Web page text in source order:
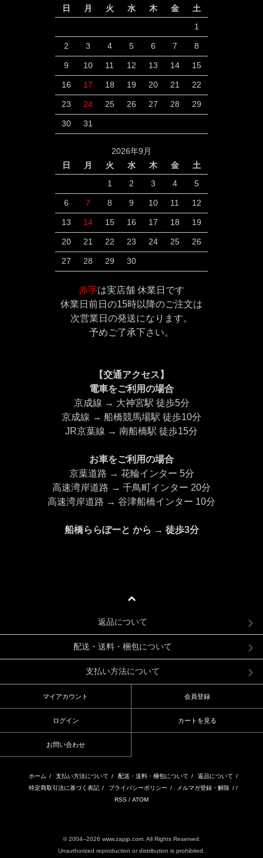
日
月 火 水 木 金 土
1
2 3 4 5 6 7 8
9 10 11 12 13 14 15
16 17 18 19 20 21 22
23 24 25 26 27 28 29
30 31
2026年9月
日
月 火 水 木 金 土
1 2 3 4 5
6 7 8 9 10 11 12
13 14 15 16 17 18 19
20 21 22 23 24 25 26
27 28 29 30
赤字は実店舗 休業日です
休業日前日の15時以降のご注文は
次営業日の発送になります。
予めご了承下さい。
【交通アクセス】
電車をご利用の場合
京成線 → 大神宮駅 徒歩5分
京成線 → 船橋競馬場駅 徒歩10分
JR京葉線 → 南船橋駅 徒歩15分
お車をご利用の場合
京葉道路 → 花輪インター 5分
高速湾岸道路 → 千鳥町インター 20分
高速湾岸道路 → 谷津船橋インター 10分
船橋ららぽーと から → 徒歩3分
返品について
配送・送料・梱包について
支払い方法について
マイアカウント 会員登録
ログイン カートを見る
お問い合わせ
ホーム / 支払い方法について / 配送・送料・梱包について / 返品について /
特定商取引法に基づく表記 / プライバシーポリシー / メルマガ登録・解除 / /
RSS / ATOM
© 2004–2026 www.zapjp.com. All Rights Reserved.
Unauthorized reproduction or distribution is prohibited.